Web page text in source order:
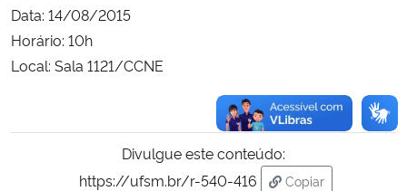
Data: 14/08/2015
Horário: 10h
Local: Sala 1121/CCNE
Divulgue este conteúdo:
https://ufsm.br/r-540-416
Copiar